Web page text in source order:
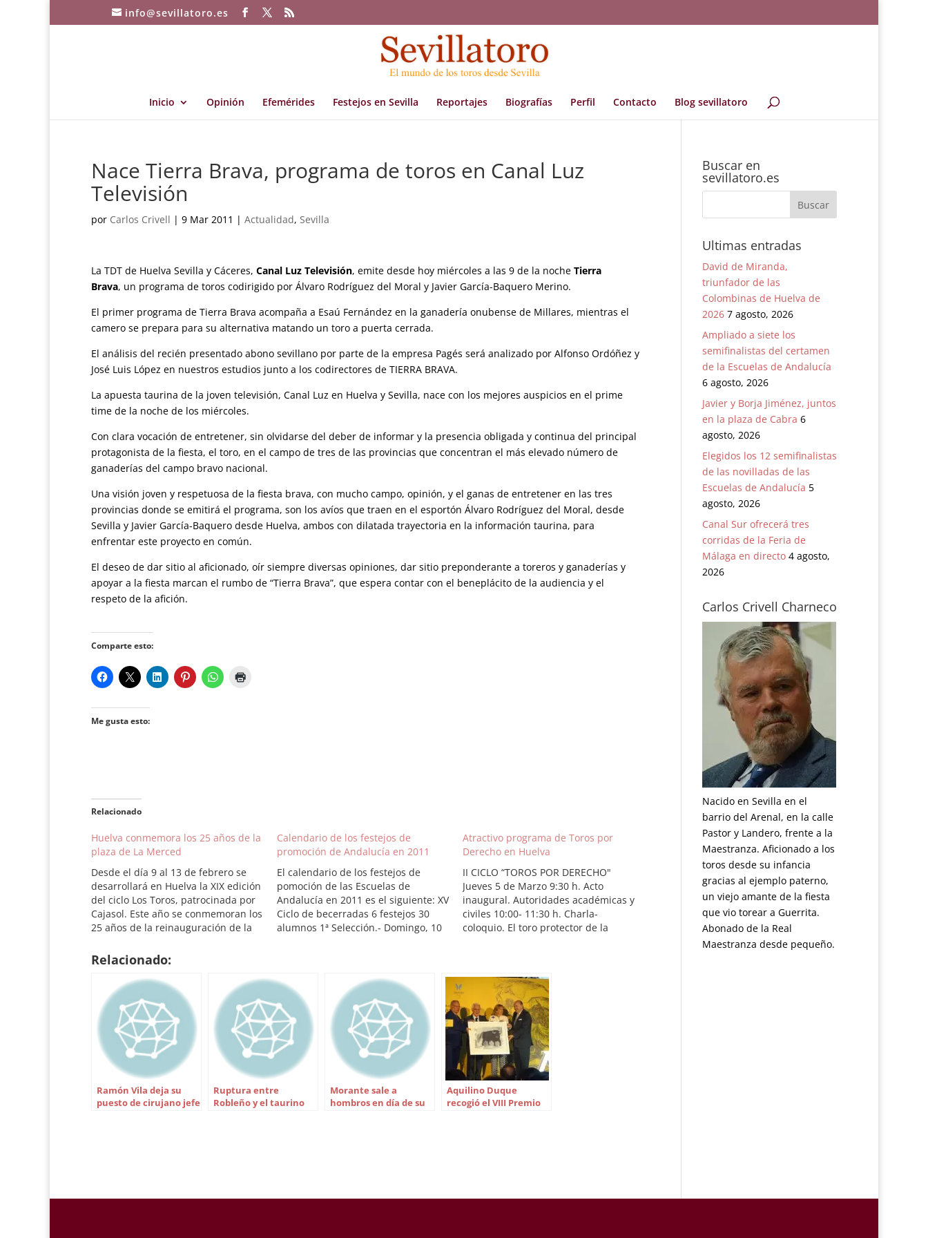
info@sevillatoro.es
Inicio Opinión Efemérides Festejos en Sevilla Reportajes Biografías Perfil Contacto Blog sevillatoro
Nace Tierra Brava, programa de toros en Canal Luz
Televisión
por Carlos Crivell | 9 Mar 2011 | Actualidad, Sevilla
La TDT de Huelva Sevilla y Cáceres, Canal Luz Televisión, emite desde hoy miércoles a las 9 de la noche Tierra
Brava, un programa de toros codirigido por Álvaro Rodríguez del Moral y Javier García-Baquero Merino.
El primer programa de Tierra Brava acompaña a Esaú Fernández en la ganadería onubense de Millares, mientras el
camero se prepara para su alternativa matando un toro a puerta cerrada.
El análisis del recién presentado abono sevillano por parte de la empresa Pagés será analizado por Alfonso Ordóñez y
José Luis López en nuestros estudios junto a los codirectores de TIERRA BRAVA.
La apuesta taurina de la joven televisión, Canal Luz en Huelva y Sevilla, nace con los mejores auspicios en el prime
time de la noche de los miércoles.
Con clara vocación de entretener, sin olvidarse del deber de informar y la presencia obligada y continua del principal
protagonista de la fiesta, el toro, en el campo de tres de las provincias que concentran el más elevado número de
ganaderías del campo bravo nacional.
Una visión joven y respetuosa de la fiesta brava, con mucho campo, opinión, y el ganas de entretener en las tres
provincias donde se emitirá el programa, son los avíos que traen en el esportón Álvaro Rodríguez del Moral, desde
Sevilla y Javier García-Baquero desde Huelva, ambos con dilatada trayectoria en la información taurina, para
enfrentar este proyecto en común.
El deseo de dar sitio al aficionado, oír siempre diversas opiniones, dar sitio preponderante a toreros y ganaderías y
apoyar a la fiesta marcan el rumbo de “Tierra Brava”, que espera contar con el beneplácito de la audiencia y el
respeto de la afición.
Comparte esto:
Me gusta esto:
Relacionado
Huelva conmemora los 25 años de la
plaza de La Merced
Desde el día 9 al 13 de febrero se
desarrollará en Huelva la XIX edición
del ciclo Los Toros, patrocinada por
Cajasol. Este año se conmemoran los
25 años de la reinauguración de la
programa de actos es el siguiente:
Lunes, 9 de febrero…
Calendario de los festejos de
promoción de Andalucía en 2011
El calendario de los festejos de
pomoción de las Escuelas de
Andalucía en 2011 es el siguiente: XV
Ciclo de becerradas 6 festejos 30
alumnos 1ª Selección.- Domingo, 10
de abril: Plaza de…
Atractivo programa de Toros por
Derecho en Huelva
II CICLO “TOROS POR DERECHO"
Jueves 5 de Marzo 9:30 h. Acto
inaugural. Autoridades académicas y
civiles 10:00- 11:30 h. Charla-
coloquio. El toro protector de la
ASAJA Huelva y del Foro del Encinal.
Angel Martín Vicente. Profesor de…
Relacionado:
Ramón Vila deja su
puesto de cirujano jefe
Ruptura entre
Robleño y el taurino
Morante sale a
hombros en día de su
Aquilino Duque
recogió el VIII Premio
Buscar en
sevillatoro.es
Ultimas entradas
David de Miranda,
triunfador de las
Colombinas de Huelva de
2026 7 agosto, 2026
Ampliado a siete los
semifinalistas del certamen
de la Escuelas de Andalucía
6 agosto, 2026
Javier y Borja Jiménez, juntos
en la plaza de Cabra 6
agosto, 2026
Elegidos los 12 semifinalistas
de las novilladas de las
Escuelas de Andalucía 5
agosto, 2026
Canal Sur ofrecerá tres
corridas de la Feria de
Málaga en directo 4 agosto,
2026
Carlos Crivell Charneco
Nacido en Sevilla en el
barrio del Arenal, en la calle
Pastor y Landero, frente a la
Maestranza. Aficionado a los
toros desde su infancia
gracias al ejemplo paterno,
un viejo amante de la fiesta
que vio torear a Guerrita.
Abonado de la Real
Maestranza desde pequeño.